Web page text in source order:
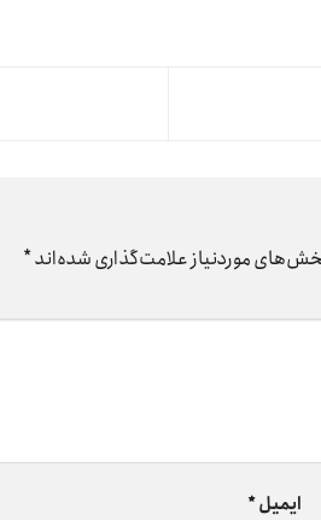
موردنیاز علامت‌گذاری شده‌اند*
ایمیل*